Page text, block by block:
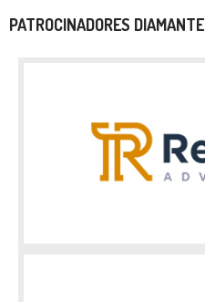
PATROCINADORES DIAMANTE